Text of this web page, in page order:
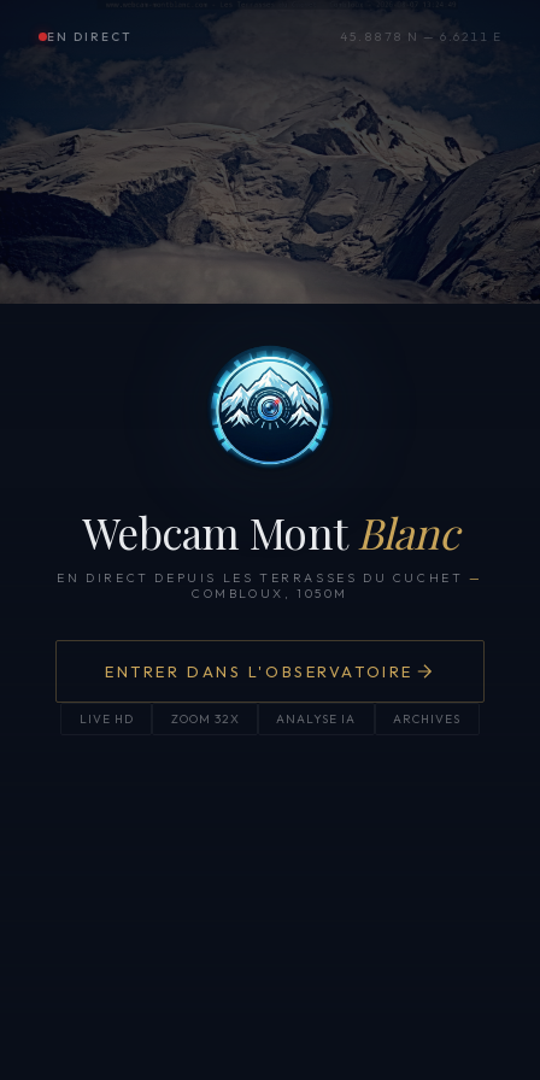
EN DIRECT 45.8878 N — 6.6211 E
Webcam Mont Blanc
EN DIRECT DEPUIS LES TERRASSES DU CUCHET —
COMBLOUX, 1050M
ENTRER DANS L'OBSERVATOIRE
LIVE HD ZOOM 32X ANALYSE IA ARCHIVES